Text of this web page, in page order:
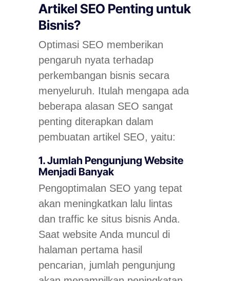
Artikel SEO Penting untuk
Bisnis?
Optimasi SEO memberikan
pengaruh nyata terhadap
perkembangan bisnis secara
menyeluruh. Itulah mengapa ada
beberapa alasan SEO sangat
penting diterapkan dalam
pembuatan artikel SEO, yaitu:
1. Jumlah Pengunjung Website
Menjadi Banyak
Pengoptimalan SEO yang tepat
akan meningkatkan lalu lintas
dan traffic ke situs bisnis Anda.
Saat website Anda muncul di
halaman pertama hasil
pencarian, jumlah pengunjung